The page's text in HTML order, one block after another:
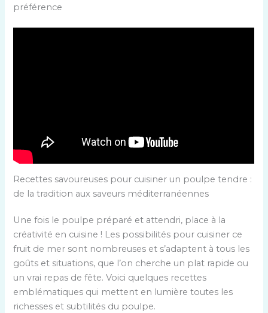
préférence
Recettes savoureuses pour cuisiner un poulpe tendre :
de la tradition aux saveurs méditerranéennes
Une fois le poulpe préparé et attendri, place à la
créativité en cuisine ! Les possibilités pour cuisiner ce
fruit de mer sont nombreuses et s’adaptent à tous les
goûts et situations, que l’on cherche un plat rapide ou
un vrai repas de fête. Voici quelques recettes
emblématiques qui mettent en lumière toutes les
richesses et subtilités du poulpe.